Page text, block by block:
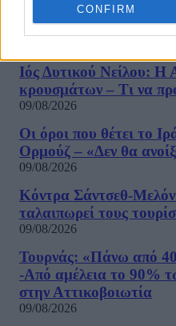
CONFIRM
Βρετανία: Σχέδιο για
παρά το σκάνδαλο –
Ιός Δυτικού Νείλου: Η
κρουσμάτων – Τι να
09/08/2026
Οι όροι που θέτει το
Ορμούζ – «Δεν θα
09/08/2026
Κόντρα Σάντσεθ-
ταλαιπωρεί τους
09/08/2026
Τουρνάς: «Πάνω από
-Από αμέλεια το 90%
στην Αττικοβοιωτία
09/08/2026